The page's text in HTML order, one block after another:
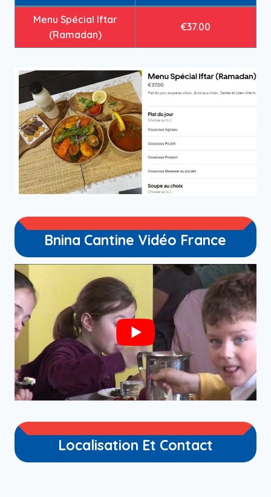
Menu Spécial Iftar
(Ramadan)
€37.00
Bnina Cantine Vidéo France
Localisation Et Contact